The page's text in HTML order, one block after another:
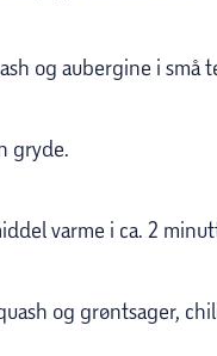
og aubergine i små
gryde.
varme i ca. 2
og grøntsager,